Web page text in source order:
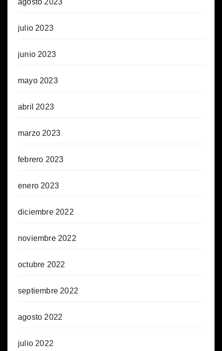
agosto 2023
julio 2023
junio 2023
mayo 2023
abril 2023
marzo 2023
febrero 2023
enero 2023
diciembre 2022
noviembre 2022
octubre 2022
septiembre 2022
agosto 2022
julio 2022